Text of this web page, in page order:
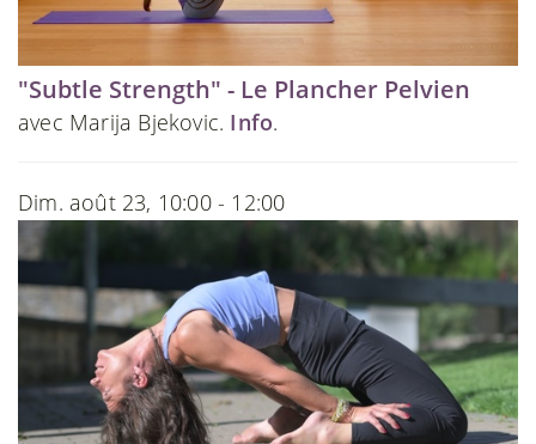
"Subtle Strength" - Le Plancher Pelvien
avec Marija Bjekovic. Info.
Dim. août 23, 10:00 - 12:00